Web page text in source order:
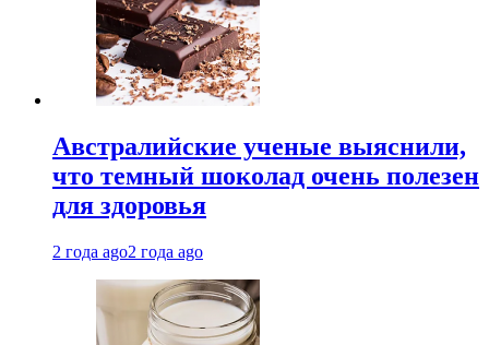
Австралийские ученые выяснили,
что темный шоколад очень полезен
для здоровья
2 года ago2 года ago